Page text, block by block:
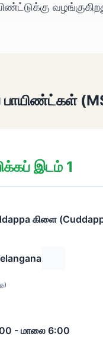
பாயிண்ட்கள்
இடம் 1
கிளை
- மாலை 6:00